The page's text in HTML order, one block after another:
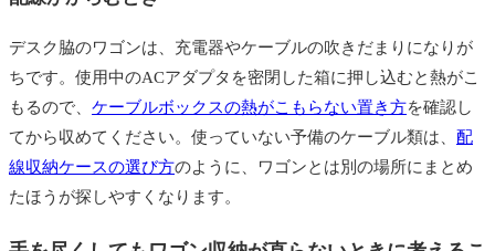
デスク脇のワゴンは、充電器やケーブルの吹きだまりになりが
ちです。使用中のACアダプタを密閉した箱に押し込むと熱がこ
もるので、 ケーブルボックスの熱がこもらない置き方を確認し
てから収めてください。使っていない予備のケーブル類は、 配
線収納ケースの選び方のように、ワゴンとは別の場所にまとめ
たほうが探しやすくなります。